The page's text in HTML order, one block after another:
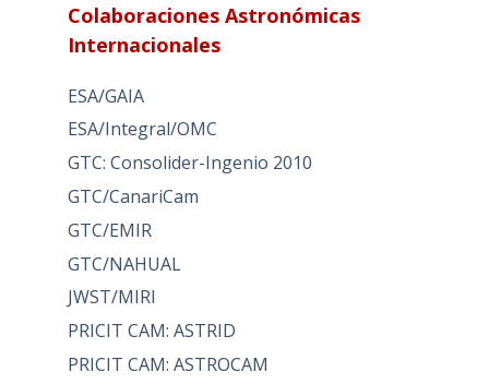
Colaboraciones Astronómicas
Internacionales
ESA/GAIA
ESA/Integral/OMC
GTC: Consolider-Ingenio 2010
GTC/CanariCam
GTC/EMIR
GTC/NAHUAL
JWST/MIRI
PRICIT CAM: ASTRID
PRICIT CAM: ASTROCAM